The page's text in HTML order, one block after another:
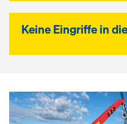
Keine Eingriffe in